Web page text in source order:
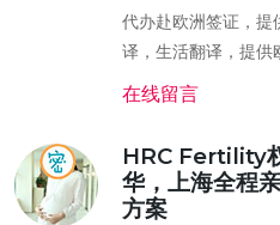
代办赴欧洲签证，提
译，生活翻译，提供
在线留言
HRC Fertility
华，上海全程
方案